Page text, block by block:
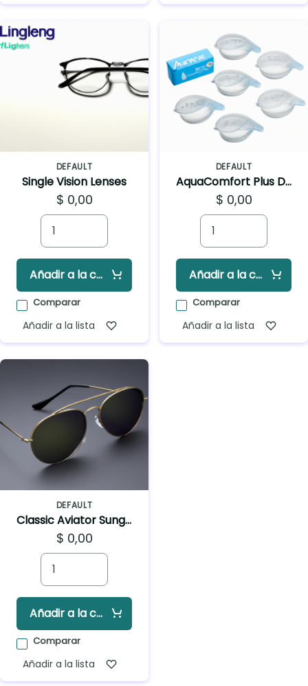
DEFAULT
Single Vision Lenses
$ 0,00
Añadir a la cesta
Comparar
Añadir a la lista
DEFAULT
AquaComfort Plus Dailies
$ 0,00
Añadir a la cesta
Comparar
Añadir a la lista
DEFAULT
Classic Aviator Sunglasses
$ 0,00
Añadir a la cesta
Comparar
Añadir a la lista